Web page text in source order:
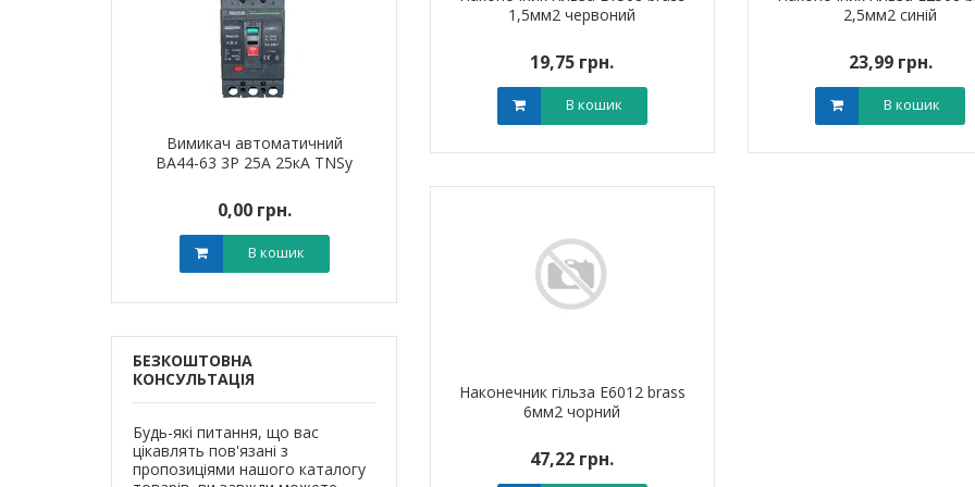
Вимикач автоматичний
ВА44-63 3Р 25А 25кА TNSy
0,00 грн.
В кошик В кошик
БЕЗКОШТОВНА
КОНСУЛЬТАЦІЯ
Будь-які питання, що вас
цікавлять пов'язані з
пропозиціями нашого каталогу
1,5мм2 червоний
19,75 грн.
В кошик
2,5мм2 синій
23,99 грн.
В кошик
Наконечник гільза Е6012 brass
6мм2 чорний
47,22 грн.